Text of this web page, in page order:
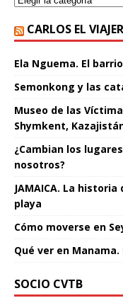
CARLOS EL
Ela Nguema. El
Semonkong y las
Museo de las
Shymkent,
¿Cambian los
nosotros?
JAMAICA. La
playa
Cómo moverse en
Qué ver en
SOCIO CVTB